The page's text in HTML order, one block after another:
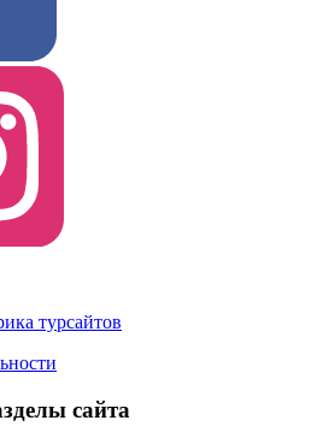
турсайтов
сайта